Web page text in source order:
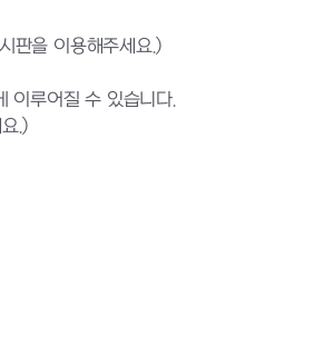
판을 이용해주세요.)
이루어질 수 있습니다.
.)